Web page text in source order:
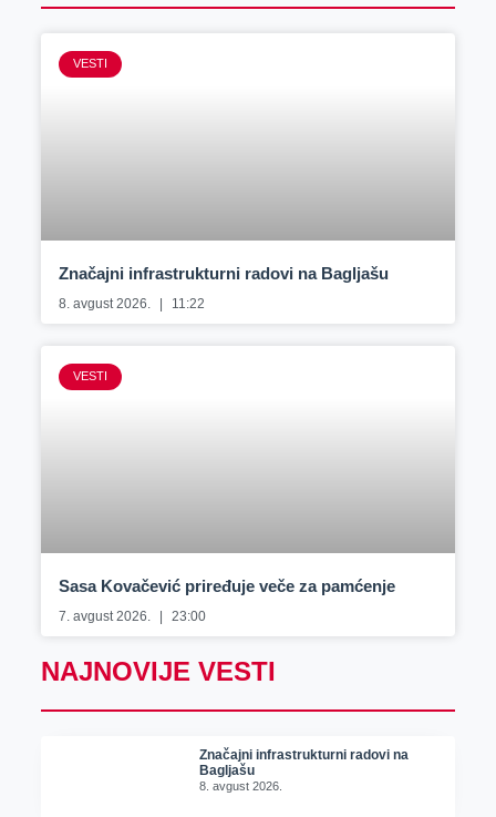
VESTI
Značajni infrastrukturni radovi na Bagljašu
8. avgust 2026. 11:22
VESTI
Sasa Kovačević priređuje veče za pamćenje
7. avgust 2026. 23:00
NAJNOVIJE VESTI
Značajni infrastrukturni radovi na
Bagljašu
8. avgust 2026.